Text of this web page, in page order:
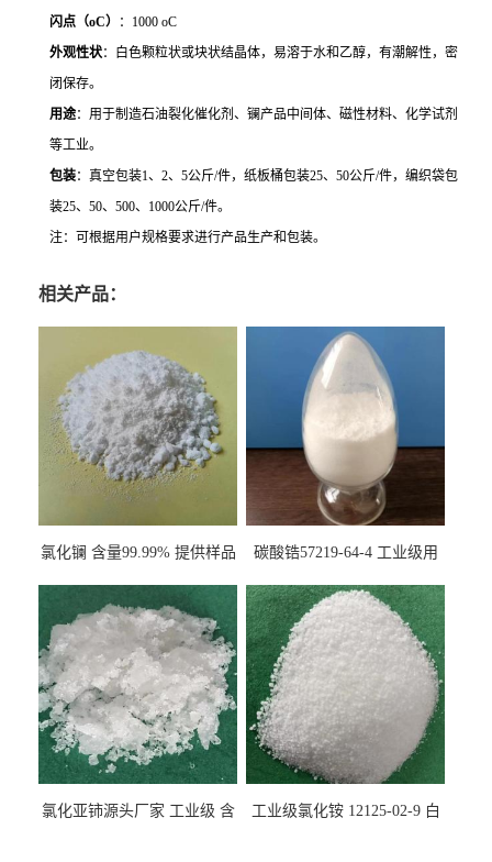
闪点（oC）
：1000 oC
外观性状：白色颗粒状或块状结晶体，易溶于水和乙醇，有潮解性，密
闭保存。
用途：用于制造石油裂化催化剂、镧产品中间体、磁性材料、化学试剂
等工业。
包装：真空包装1、 2、 5公斤/件，纸板桶包装25、 50公斤/件，编织袋包
装25、 50、 500、 1000公斤/件。
注：可根据用户规格要求进行产品生产和包装。
相关产品：
氯化镧 含量99.99% 提供样品
碳酸锆57219-64-4 工业级用
氯化亚铈源头厂家 工业级 含
工业级氯化铵 12125-02-9 白